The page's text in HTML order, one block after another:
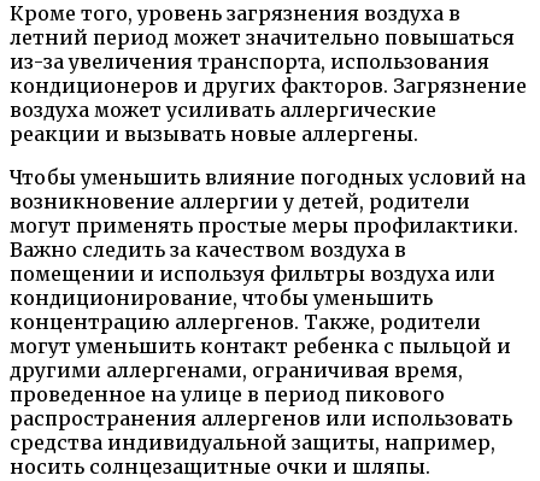
Кроме того, уровень загрязнения воздуха в
летний период может значительно повышаться
из-за увеличения транспорта, использования
кондиционеров и других факторов. Загрязнение
воздуха может усиливать аллергические
реакции и вызывать новые аллергены.
Чтобы уменьшить влияние погодных условий на
возникновение аллергии у детей, родители
могут применять простые меры профилактики.
Важно следить за качеством воздуха в
помещении и используя фильтры воздуха или
кондиционирование, чтобы уменьшить
концентрацию аллергенов. Также, родители
могут уменьшить контакт ребенка с пыльцой и
другими аллергенами, ограничивая время,
проведенное на улице в период пикового
распространения аллергенов или использовать
средства индивидуальной защиты, например,
носить солнцезащитные очки и шляпы.